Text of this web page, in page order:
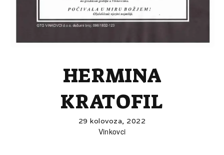
HERMINA
KRATOFIL
29 kolovoza, 2022
Vinkovci